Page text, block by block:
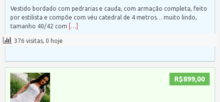
Vestido bordado com pedrarias e cauda, com armação completa, feito
por estilista e compõe com véu catedral de 4 metros… muito lindo,
tamanho 40/42 com
[…]
376 visitas, 0 hoje
R$899,00